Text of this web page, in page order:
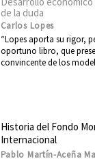
de la duda
Carlos Lopes
“Lopes aporta su rigor,
oportuno libro, que
convincente de los
Historia del Fondo
Internacional
Pablo Martín-Aceña